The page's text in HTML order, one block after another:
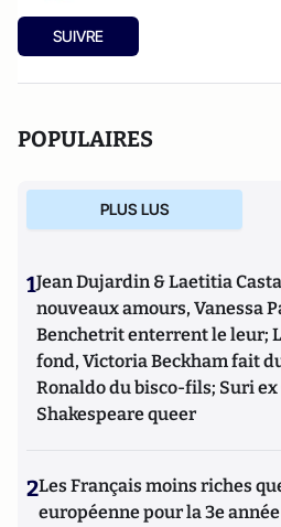
SUIVRE
POPULAIRES
PLUS LUS
1Jean Dujardin & Laetitia
nouveaux amours, Vanessa
Benchetrit enterrent le leur;
fond, Victoria Beckham fait
Ronaldo du bisco-fils; Suri
Shakespeare queer
2Les Français moins riches
européenne pour la 3e